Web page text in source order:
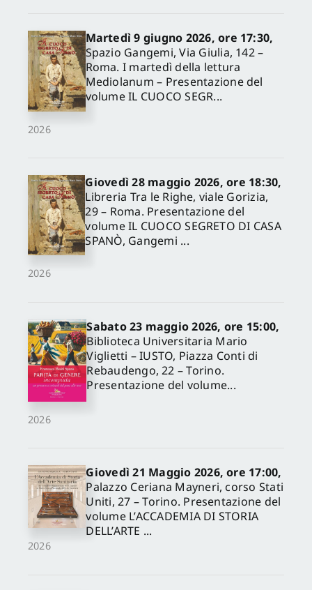
2026
Martedì 9 giugno 2026, ore 17:30,
Spazio Gangemi, Via Giulia, 142 –
Roma. I martedì della lettura
Mediolanum – Presentazione del
volume IL CUOCO SEGR...
2026
Giovedì 28 maggio 2026, ore 18:30,
Libreria Tra le Righe, viale Gorizia,
29 – Roma. Presentazione del
volume IL CUOCO SEGRETO DI CASA
SPANÒ, Gangemi ...
2026
Sabato 23 maggio 2026, ore 15:00,
Biblioteca Universitaria Mario
Viglietti – IUSTO, Piazza Conti di
Rebaudengo, 22 – Torino.
Presentazione del volume...
2026
Giovedì 21 Maggio 2026, ore 17:00,
Palazzo Ceriana Mayneri, corso Stati
Uniti, 27 – Torino. Presentazione del
volume L’ACCADEMIA DI STORIA
DELL’ARTE ...